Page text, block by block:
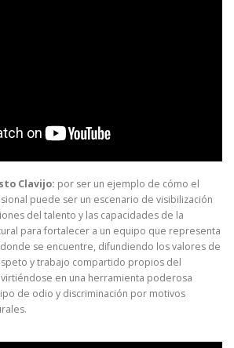
Clavijo: por ser un ejemplo de cómo el
puede ser un escenario de visibilización
del talento y las capacidades de la
para fortalecer a un equipo que representa
se encuentre, difundiendo los valores de
y trabajo compartido propios del
en una herramienta poderosa
de odio y discriminación por motivos